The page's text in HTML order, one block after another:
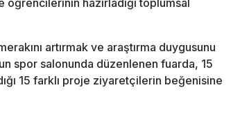
hazırladığı toplumsal
artırmak ve araştırma duygusunu
spor salonunda düzenlenen fuarda, 15
15 farklı proje ziyaretçilerin beğenisine